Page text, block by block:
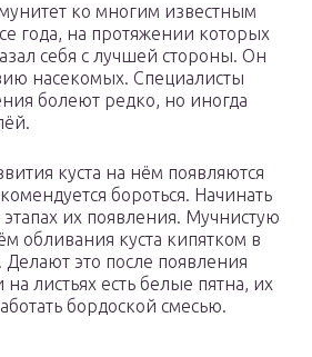
ко многим известным
года, на протяжении которых
себя с лучшей стороны. Он
насекомых. Специалисты
болеют редко, но иногда
куста на нём появляются
бороться. Начинать
их появления. Мучнистую
обливания куста кипятком в
это после появления
на листьях есть белые пятна, их
бордоской смесью.